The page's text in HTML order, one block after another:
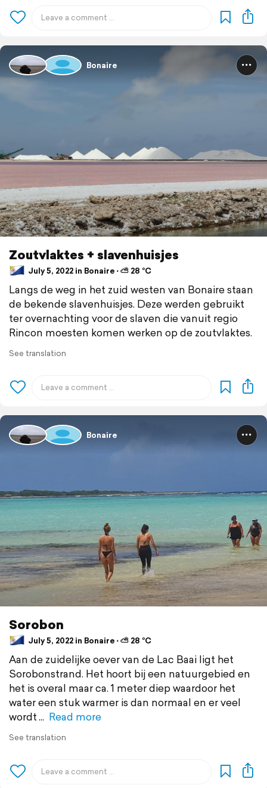
Bonaire
Zoutvlaktes + slavenhuisjes
July 5, 2022 in Bonaire ⋅ ⛅ 28 °C
Langs de weg in het zuid westen van Bonaire staan
de bekende slavenhuisjes. Deze werden gebruikt
ter overnachting voor de slaven die vanuit regio
Rincon moesten komen werken op de zoutvlaktes.
See translation
Bonaire
Sorobon
July 5, 2022 in Bonaire ⋅ ⛅ 28 °C
Aan de zuidelijke oever van de Lac Baai ligt het
Sorobonstrand. Het hoort bij een natuurgebied en
het is overal maar ca. 1 meter diep waardoor het
water een stuk warmer is dan normaal en er veel
wordt
Read more
See translation